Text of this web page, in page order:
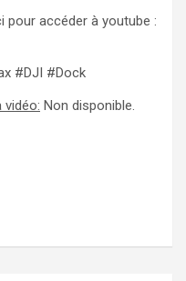
pour accéder à youtube :
#DJI #Dock
vidéo: Non disponible.